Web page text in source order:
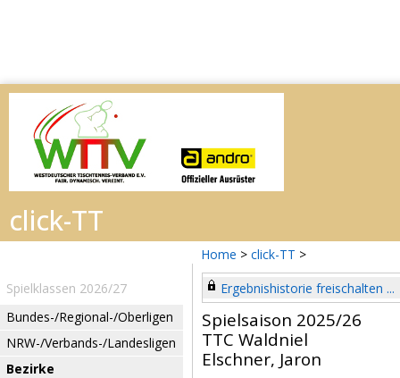
Home > click-TT >
Spielklassen 2026/27
Bundes-/Regional-/Oberligen
NRW-/Verbands-/Landesligen
Bezirke
Ergebnishistorie freischalten ...
Spielsaison 2025/26
TTC Waldniel
Elschner, Jaron